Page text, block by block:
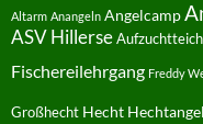
Altarm Anangeln Angelcamp
ASV Hillerse
Fischereilehrgang Freddy
Großhecht Hecht